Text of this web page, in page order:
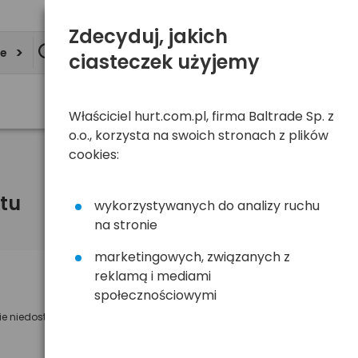
niedostępny
Powiadom mnie o dostępności
Zdecyduj, jakich
ciasteczek użyjemy
Właściciel hurt.com.pl, firma Baltrade Sp. z
o.o., korzysta na swoich stronach z plików
cookies:
wykorzystywanych do analizy ruchu
na stronie
marketingowych, związanych z
reklamą i mediami
społecznościowymi